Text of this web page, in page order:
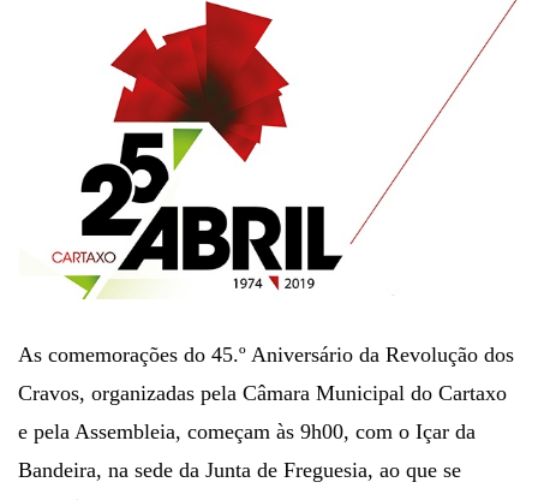
As comemorações do 45.º Aniversário da Revolução dos
Cravos, organizadas pela Câmara Municipal do Cartaxo
e pela Assembleia, começam às 9h00, com o Içar da
Bandeira, na sede da Junta de Freguesia, ao que se